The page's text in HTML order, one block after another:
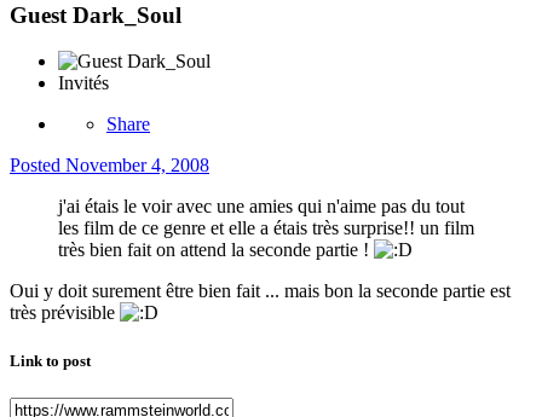
Guest Dark_Soul
Invités
Share
Posted November 4, 2008
j'ai étais le voir avec une amies qui n'aime pas du tout
les film de ce genre et elle a étais très surprise!! un film
très bien fait on attend la seconde partie !
Oui y doit surement être bien fait ... mais bon la seconde partie est
très prévisible
Link to post